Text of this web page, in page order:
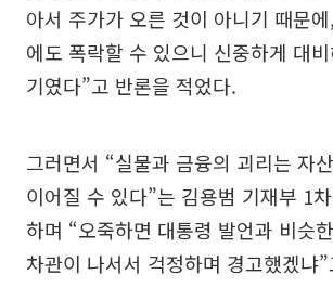
아서 주가가 오른 것이 아니기 때문
에도 폭락할 수 있으니 신중하게 대
기였다”고 반론을 적었다.
그러면서 “실물과 금융의 괴리는 자
이어질 수 있다”는 김용범 기재부 1
하며 “오죽하면 대통령 발언과 비슷
차관이 나서서 걱정하며 경고했겠냐